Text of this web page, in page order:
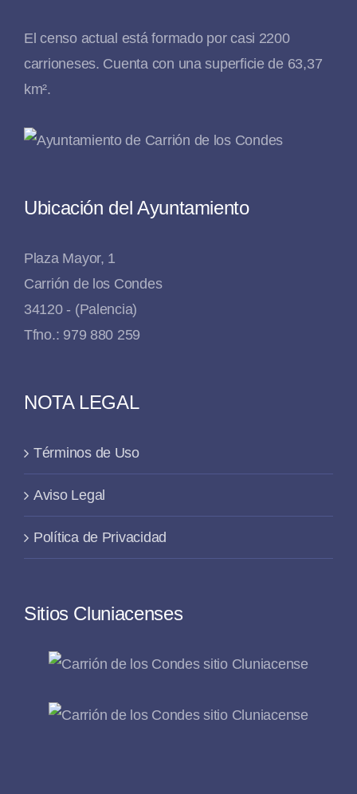
El censo actual está formado por casi 2200
carrioneses. Cuenta con una superficie de 63,37
km².
Ubicación del Ayuntamiento
Plaza Mayor, 1
Carrión de los Condes
34120 - (Palencia)
Tfno.: 979 880 259
NOTA LEGAL
Términos de Uso
Aviso Legal
Política de Privacidad
Sitios Cluniacenses